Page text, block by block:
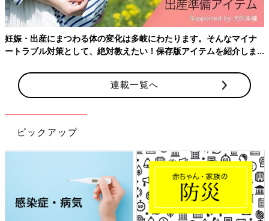
妊娠・出産にまつわる体の変化は多岐にわたります。そんなマイナ
ートラブル対策として、絶対教えたい！保存版アイテムを紹介しま
連載一覧へ
ピックアップ